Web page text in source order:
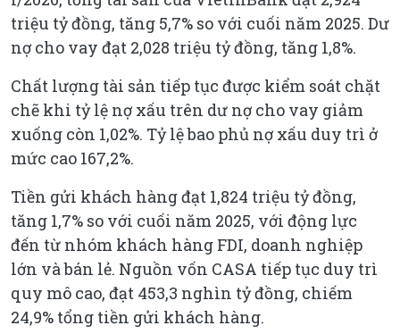
triệu tỷ đồng, tăng 5,7% so với cuối năm 2025. Dư
nợ cho vay đạt 2,028 triệu tỷ đồng, tăng 1,8%.
Chất lượng tài sản tiếp tục được kiểm soát chặt
chẽ khi tỷ lệ nợ xấu trên dư nợ cho vay giảm
xuống còn 1,02%. Tỷ lệ bao phủ nợ xấu duy trì ở
mức cao 167,2%.
Tiền gửi khách hàng đạt 1,824 triệu tỷ đồng,
tăng 1,7% so với cuối năm 2025, với động lực
đến từ nhóm khách hàng FDI, doanh nghiệp
lớn và bán lẻ. Nguồn vốn CASA tiếp tục duy trì
quy mô cao, đạt 453,3 nghìn tỷ đồng, chiếm
24,9% tổng tiền gửi khách hàng.